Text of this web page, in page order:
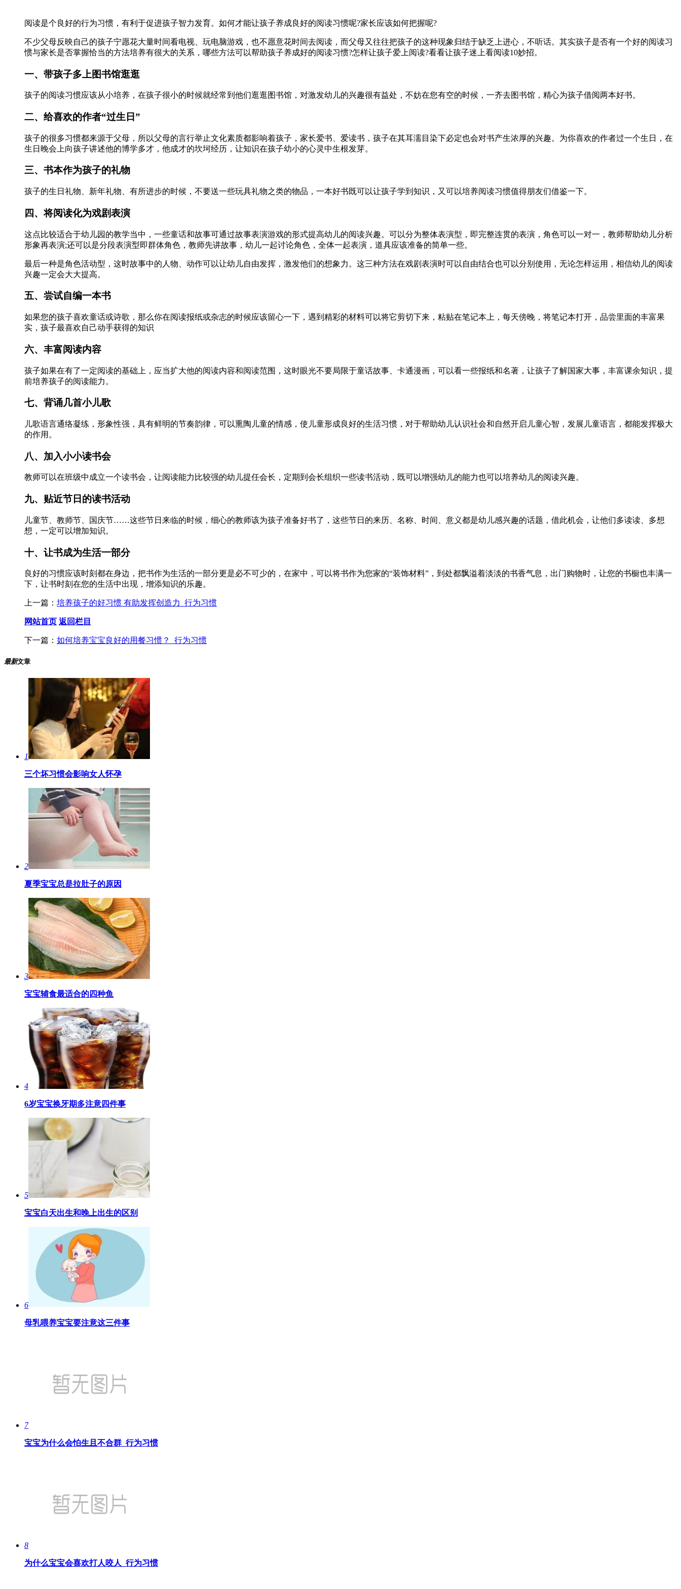
阅读是个良好的行为习惯，有利于促进孩子智力发育。如何才能让孩子养成良好的阅读习惯呢?家长应该如何把握呢?
不少父母反映自己的孩子宁愿花大量时间看电视、玩电脑游戏，也不愿意花时间去阅读，而父母又往往把孩子的这种现象归结于缺乏上进心，不听话。其实孩子是否有一个好的阅读习
惯与家长是否掌握恰当的方法培养有很大的关系，哪些方法可以帮助孩子养成好的阅读习惯?怎样让孩子爱上阅读?看看让孩子迷上看阅读10妙招。
一、带孩子多上图书馆逛逛
孩子的阅读习惯应该从小培养，在孩子很小的时候就经常到他们逛逛图书馆，对激发幼儿的兴趣很有益处，不妨在您有空的时候，一齐去图书馆，精心为孩子借阅两本好书。
二、给喜欢的作者“过生日”
孩子的很多习惯都来源于父母，所以父母的言行举止文化素质都影响着孩子，家长爱书、爱读书，孩子在其耳濡目染下必定也会对书产生浓厚的兴趣。为你喜欢的作者过一个生日，在
生日晚会上向孩子讲述他的博学多才，他成才的坎坷经历，让知识在孩子幼小的心灵中生根发芽。
三、书本作为孩子的礼物
孩子的生日礼物、新年礼物、有所进步的时候，不要送一些玩具礼物之类的物品，一本好书既可以让孩子学到知识，又可以培养阅读习惯值得朋友们借鉴一下。
四、将阅读化为戏剧表演
这点比较适合于幼儿园的教学当中，一些童话和故事可通过故事表演游戏的形式提高幼儿的阅读兴趣。可以分为整体表演型，即完整连贯的表演，角色可以一对一，教师帮助幼儿分析
形象再表演;还可以是分段表演型即群体角色，教师先讲故事，幼儿一起讨论角色，全体一起表演，道具应该准备的简单一些。
最后一种是角色活动型，这时故事中的人物、动作可以让幼儿自由发挥，激发他们的想象力。这三种方法在戏剧表演时可以自由结合也可以分别使用，无论怎样运用，相信幼儿的阅读
兴趣一定会大大提高。
五、尝试自编一本书
如果您的孩子喜欢童话或诗歌，那么你在阅读报纸或杂志的时候应该留心一下，遇到精彩的材料可以将它剪切下来，粘贴在笔记本上，每天傍晚，将笔记本打开，品尝里面的丰富果
实，孩子最喜欢自己动手获得的知识
六、丰富阅读内容
孩子如果在有了一定阅读的基础上，应当扩大他的阅读内容和阅读范围，这时眼光不要局限于童话故事、卡通漫画，可以看一些报纸和名著，让孩子了解国家大事，丰富课余知识，提
前培养孩子的阅读能力。
七、背诵几首小儿歌
儿歌语言通络凝练，形象性强，具有鲜明的节奏韵律，可以熏陶儿童的情感，使儿童形成良好的生活习惯，对于帮助幼儿认识社会和自然开启儿童心智，发展儿童语言，都能发挥极大
的作用。
八、加入小小读书会
教师可以在班级中成立一个读书会，让阅读能力比较强的幼儿提任会长，定期到会长组织一些读书活动，既可以增强幼儿的能力也可以培养幼儿的阅读兴趣。
九、贴近节日的读书活动
儿童节、教师节、国庆节……这些节日来临的时候，细心的教师该为孩子准备好书了，这些节日的来历、名称、时间、意义都是幼儿感兴趣的话题，借此机会，让他们多读读、多想
想，一定可以增加知识。
十、让书成为生活一部分
良好的习惯应该时刻都在身边，把书作为生活的一部分更是必不可少的，在家中，可以将书作为您家的“装饰材料”，到处都飘溢着淡淡的书香气息，出门购物时，让您的书橱也丰满一
下，让书时刻在您的生活中出现，增添知识的乐趣。
上一篇： 培养孩子的好习惯 有助发挥创造力_行为习惯
网站首页 返回栏目
下一篇： 如何培养宝宝良好的用餐习惯？_行为习惯
最新文章
1
三个坏习惯会影响女人怀孕
2
夏季宝宝总是拉肚子的原因
3
宝宝辅食最适合的四种鱼
4
6岁宝宝换牙期多注意四件事
5
宝宝白天出生和晚上出生的区别
6
母乳喂养宝宝要注意这三件事
7
宝宝为什么会怕生且不合群_行为习惯
8
为什么宝宝会喜欢打人咬人_行为习惯